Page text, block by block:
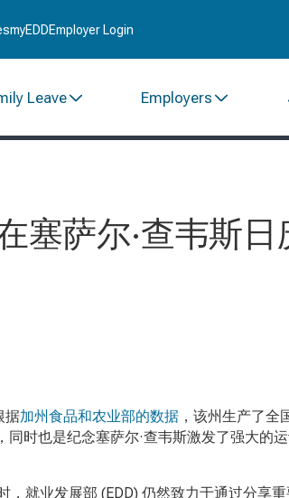
myEDDEmployer Login
Leave Employers
塞萨尔·查韦斯日
据加州食品和农业部的数据 ，该州生产了
时也是纪念塞萨尔·查韦斯激发了强大的
，就业发展部 (EDD) 仍然致力于通过分享